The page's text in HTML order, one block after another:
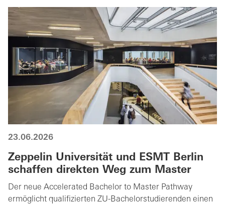
23.06.2026
Zeppelin Universität und ESMT Berlin
schaffen direkten Weg zum Master
Der neue Accelerated Bachelor to Master Pathway
ermöglicht qualifizierten ZU-Bachelorstudierenden einen